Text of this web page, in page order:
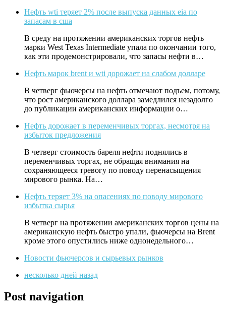
Нефть wti теряет 2% после выпуска данных eia по
запасам в сша
В среду на протяжении американских торгов нефть
марки West Texas Intermediate упала по окончании того,
как эти продемонстрировали, что запасы нефти в…
Нефть марок brent и wti дорожает на слабом долларе
В четверг фьючерсы на нефть отмечают подъем, потому,
что рост американского доллара замедлился незадолго
до публикации американских информации о…
Нефть дорожает в переменчивых торгах, несмотря на
избыток предложения
В четверг стоимость бареля нефти поднялись в
переменчивых торгах, не обращая внимания на
сохраняющееся тревогу по поводу перенасыщения
мирового рынка. На…
Нефть теряет 3% на опасениях по поводу мирового
избытка сырья
В четверг на протяжении американских торгов цены на
американскую нефть быстро упали, фьючерсы на Brent
кроме этого опустились ниже однонедельного…
Новости фьючерсов и сырьевых рынков
несколько дней назад
Post navigation